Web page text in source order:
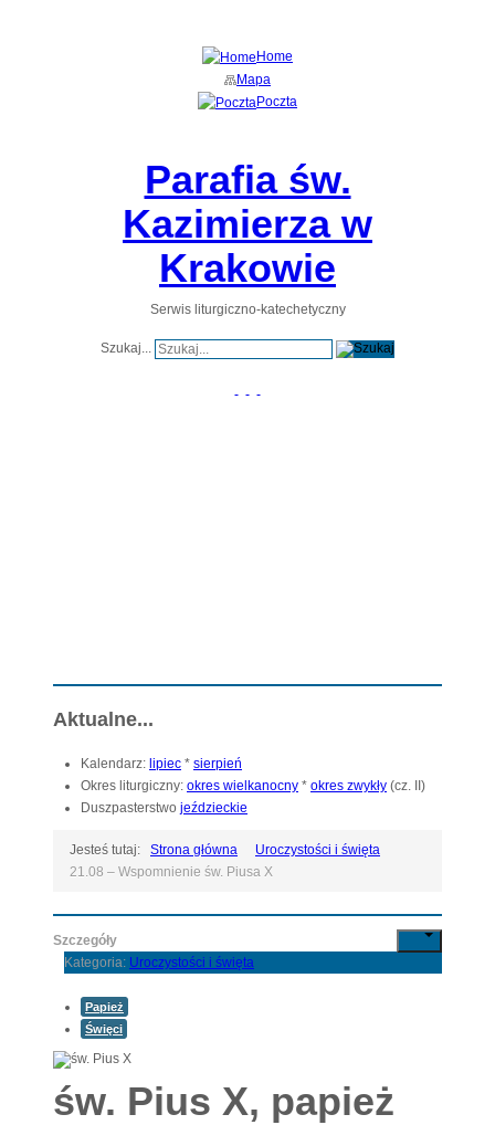
Home
Mapa
Poczta
Parafia św.
Kazimierza w
Krakowie
Serwis liturgiczno-katechetyczny
Szukaj...
Aktualne...
Kalendarz: lipiec * sierpień
Okres liturgiczny: okres wielkanocny * okres zwykły (cz. II)
Duszpasterstwo jeździeckie
Jesteś tutaj: Strona główna
Uroczystości i święta
21.08 – Wspomnienie św. Piusa X
Szczegóły
Kategoria: Uroczystości i święta
Papież
Święci
św. Pius X, papież